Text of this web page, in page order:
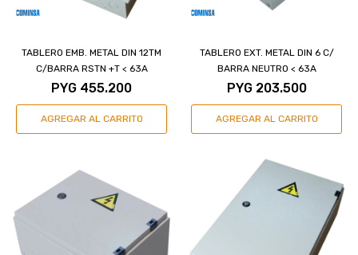
TABLERO EMB. METAL DIN 12TM
C/BARRA RSTN +T < 63A
PYG 455.200
TABLERO EXT. METAL DIN 6 C/
BARRA NEUTRO < 63A
PYG 203.500